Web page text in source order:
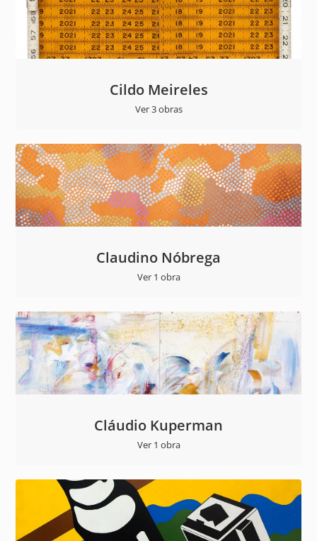
Cildo Meireles
Ver 3 obras
Claudino Nóbrega
Ver 1 obra
Cláudio Kuperman
Ver 1 obra